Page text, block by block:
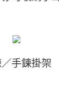
手鍊掛架